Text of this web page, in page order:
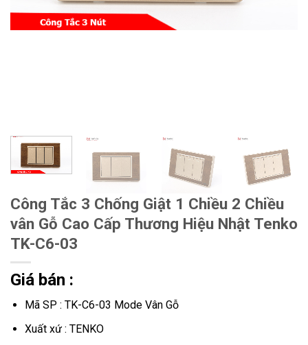
Công Tắc 3 Chống Giật 1 Chiều 2 Chiều
vân Gỗ Cao Cấp Thương Hiệu Nhật Tenko
TK-C6-03
Giá bán :
Mã SP : TK-C6-03 Mode Vân Gỗ
Xuất xứ : TENKO